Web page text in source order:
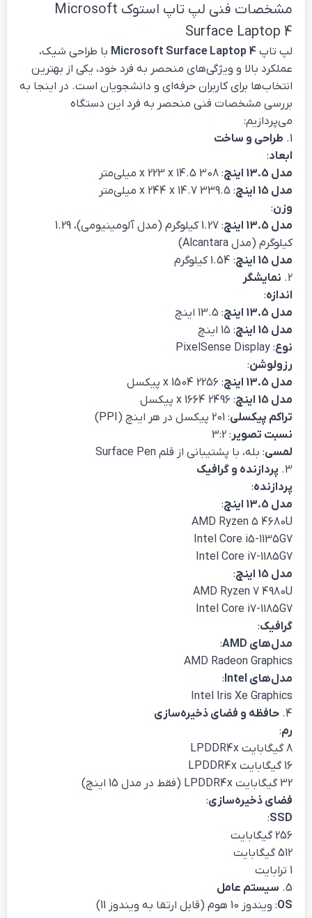
مشخصات فنی لپ تاپ استوک Microsoft
Surface Laptop 4
لپ تاپ Microsoft Surface Laptop 4 با طراحی شیک،
عملکرد بالا و ویژگی‌های منحصر به فرد خود، یکی از بهترین
انتخاب‌ها برای کاربران حرفه‌ای و دانشجویان است. در اینجا به
بررسی مشخصات فنی منحصر به فرد این دستگاه
می‌پردازیم:
1. طراحی و ساخت
ابعاد:
مدل 13.5 اینچ
: 308 x 223 x 14.5 میلی‌متر
مدل 15 اینچ
: 339.5 x 244 x 14.7 میلی‌متر
وزن:
مدل 13.5 اینچ
: 1.27 کیلوگرم (مدل آلومینیومی)، 1.29
کیلوگرم (مدل Alcantara)
مدل 15 اینچ
: 1.54 کیلوگرم
2. نمایشگر
اندازه:
مدل 13.5 اینچ
: 13.5 اینچ
مدل 15 اینچ
: 15 اینچ
نوع: PixelSense Display
رزولوشن:
مدل 13.5 اینچ
: 2256 x 1504 پیکسل
مدل 15 اینچ
: 2496 x 1664 پیکسل
تراکم پیکسلی: 201 پیکسل در هر اینچ (PPI)
نسبت تصویر: 3:2
لمسی: بله، با پشتیبانی از قلم Surface Pen
3. پردازنده و گرافیک
پردازنده:
مدل 13.5 اینچ
:
AMD Ryzen 5 4680U
Intel Core i5-1135G7
Intel Core i7-1185G7
مدل 15 اینچ
:
AMD Ryzen 7 4980U
Intel Core i7-1185G7
گرافیک:
مدل‌های AMD
:
AMD Radeon Graphics
مدل‌های Intel
:
Intel Iris Xe Graphics
4. حافظه و فضای ذخیره‌سازی
رم:
8 گیگابایت LPDDR4x
16 گیگابایت LPDDR4x
32 گیگابایت LPDDR4x (فقط در مدل 15 اینچ)
فضای ذخیره‌سازی:
SSD
:
256 گیگابایت
512 گیگابایت
1 ترابایت
5. سیستم عامل
OS: ویندوز 10 هوم (قابل ارتقا به ویندوز 11)